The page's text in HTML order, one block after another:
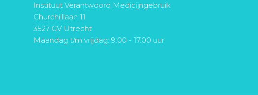
Instituut Verantwoord Medicijngebruik
Churchilllaan 11
3527 GV Utrecht
Maandag t/m vrijdag: 9.00 - 17.00 uur